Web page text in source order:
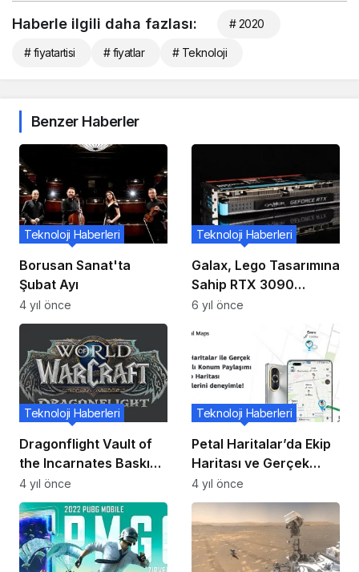
Haberle ilgili daha fazlası: # 2020
# fiyatartisi # fiyatlar # Teknoloji
Benzer Haberler
Borusan Sanat'ta
Şubat Ayı
Teknoloji Haberleri
4 yıl önce
Galax, Lego Tasarımına
Sahip RTX 3090
Gamer’ı Tanıttı!
Teknoloji Haberleri
6 yıl önce
Dragonflight Vault of
the Incarnates Baskını
ve 1. Sezon Şimdi
Oyunda
Teknoloji Haberleri
4 yıl önce
Petal Haritalar’da Ekip
Haritası ve Gerçek
Zamanlı Konum
Paylaşımını
Deneyimleyin
Teknoloji Haberleri
4 yıl önce